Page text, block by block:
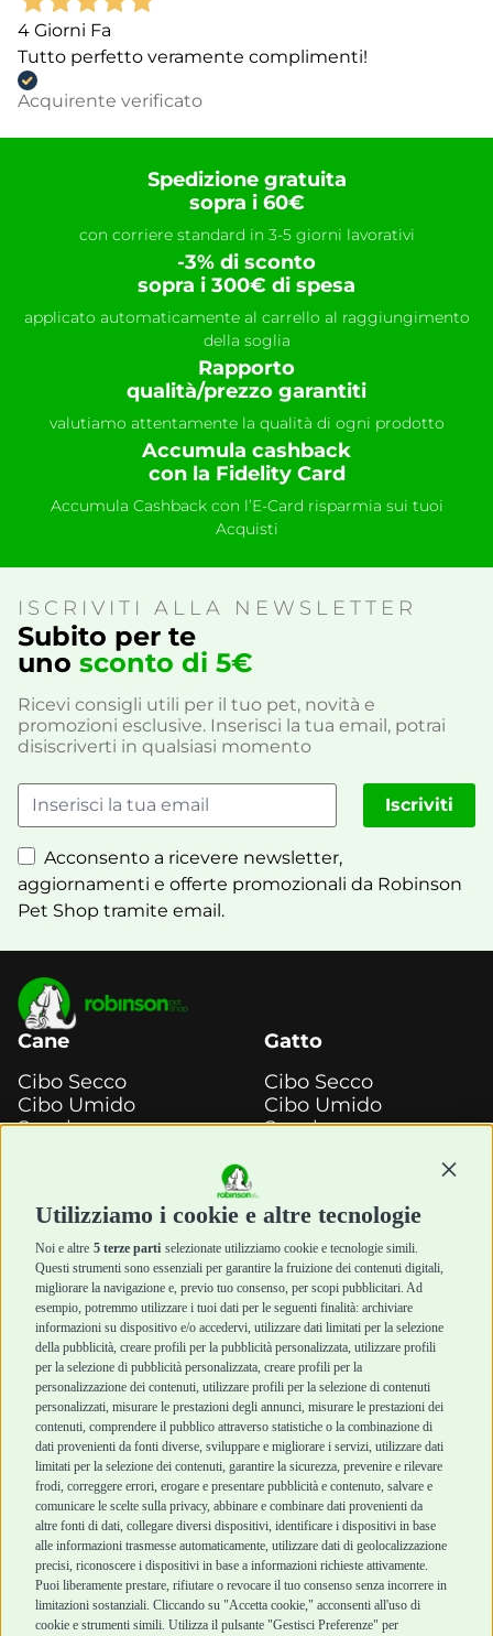
Utilizziamo i cookie e altre tecnologie
Noi e altre 5 terze parti selezionate utilizziamo cookie e tecnologie simili.
Questi strumenti sono essenziali per garantire la fruizione dei contenuti digitali,
migliorare la navigazione e, previo tuo consenso, per scopi pubblicitari. Ad
esempio, potremmo utilizzare i tuoi dati per le seguenti finalità: archiviare
informazioni su dispositivo e/o accedervi, utilizzare dati limitati per la selezione
della pubblicità, creare profili per la pubblicità personalizzata, utilizzare profili
per la selezione di pubblicità personalizzata, creare profili per la
personalizzazione dei contenuti, utilizzare profili per la selezione di contenuti
personalizzati, misurare le prestazioni degli annunci, misurare le prestazioni dei
contenuti, comprendere il pubblico attraverso statistiche o la combinazione di
dati provenienti da fonti diverse, sviluppare e migliorare i servizi, utilizzare dati
limitati per la selezione dei contenuti, garantire la sicurezza, prevenire e rilevare
frodi, correggere errori, erogare e presentare pubblicità e contenuto, salvare e
comunicare le scelte sulla privacy, abbinare e combinare dati provenienti da
altre fonti di dati, collegare diversi dispositivi, identificare i dispositivi in base
alle informazioni trasmesse automaticamente, utilizzare dati di geolocalizzazione
precisi, riconoscere i dispositivi in base a informazioni richieste attivamente.
Puoi liberamente prestare, rifiutare o revocare il tuo consenso senza incorrere in
limitazioni sostanziali. Cliccando su "Accetta cookie," acconsenti all'uso di
cookie e strumenti simili. Utilizza il pulsante "Gestisci Preferenze" per
4 Giorni Fa
Tutto perfetto veramente complimenti!
Acquirente verificato
Spedizione gratuita
sopra i 60€
con corriere standard in 3-5 giorni lavorativi
-3% di sconto
sopra i 300€ di spesa
applicato automaticamente al carrello al raggiungimento
della soglia
Rapporto
qualità/prezzo garantiti
valutiamo attentamente la qualità di ogni prodotto
Accumula cashback
con la Fidelity Card
Accumula Cashback con l’E-Card risparmia sui tuoi
Acquisti
ISCRIVITI ALLA NEWSLETTER
Subito per te
uno sconto di 5€
Ricevi consigli utili per il tuo pet, novità e
promozioni esclusive. Inserisci la tua email, potrai
disiscriverti in qualsiasi momento
Acconsento a ricevere newsletter,
aggiornamenti e offerte promozionali da Robinson
Pet Shop tramite email.
Iscriviti
Cane
Cibo Secco
Cibo Umido
Snack e
Igiene e Pulizia
Accessori
Cani Mini
Top Quality
Gatto
Cibo Secco
Cibo Umido
Snack e
Igiene e Pulizia
Accessori
Top Quality
Robinson Pet Shop
Chi siamo
Punti vendita
Marchi
Blog
Assistenza Robinson
Pet Shop
Offerte
Promozioni
Recensioni Feedaty
Acquisti sicuri
Termini e condizioni
di vendita
Cashback
Metodi di
pagamento
Recesso e Reso
Spedizioni